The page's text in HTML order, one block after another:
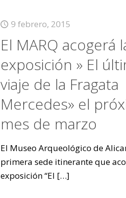
9 febrero, 2015
El MARQ acogerá
exposición » El
viaje de la Fragata
Mercedes» el
mes de marzo
El Museo Arqueológico de
primera sede itinerante que
exposición “El […]